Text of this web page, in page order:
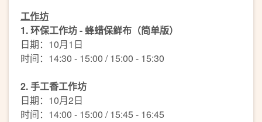
工作坊
1.环保工作坊-蜂蜡保鲜布（简单版）
日期：10月1日
时间：14:30 - 15:00 / 15:00 - 15:30
2.手工香工作坊
日期：10月2日
时间：14:00 - 15:00 / 15:45 - 16:45